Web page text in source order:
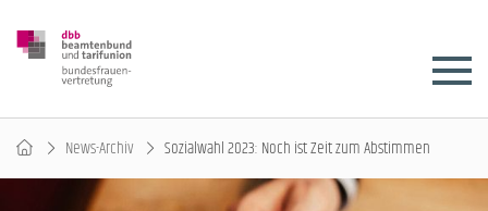
News-Archiv Sozialwahl 2023: Noch ist Zeit zum Abstimmen